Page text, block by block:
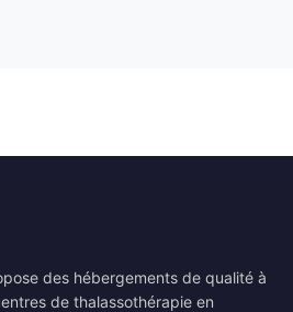
des hébergements de qualité à
de thalassothérapie en